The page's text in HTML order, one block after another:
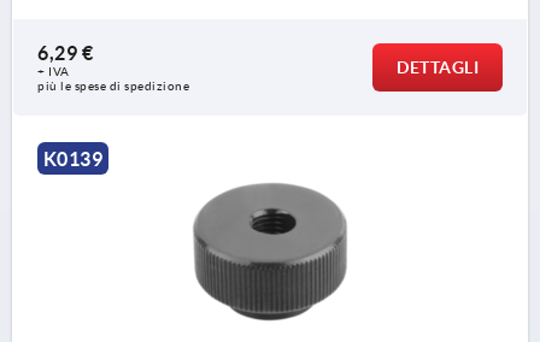
6,29 €
+ IVA
più le spese di spedizione
DETTAGLI
K0139